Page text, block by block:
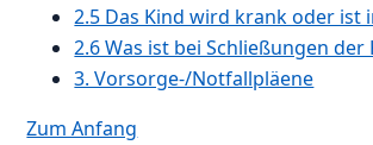
2.5 Das Kind wird krank oder ist
2.6 Was ist bei Schließungen der
3. Vorsorge-/Notfallpläene
Zum Anfang